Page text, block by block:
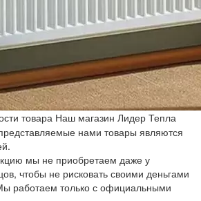
товара Наш магазин Лидер Тепла
нами товары являются
мы не приобретаем даже у
чтобы не рисковать своими деньгами
работаем только с официальными